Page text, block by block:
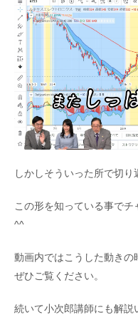
しかしそういった所で切り
この形を知っている事で
^^
動画内ではこうした動きの
ぜひご覧ください。
続いて小次郎講師にも解説